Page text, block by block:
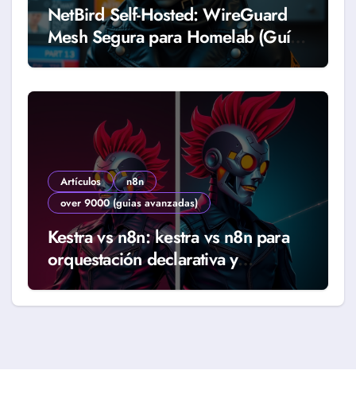
NetBird Self-Hosted: WireGuard
Mesh Segura para Homelab (Guía
2026)
Artículos
n8n
over 9000 (guias avanzadas)
Kestra vs n8n: kestra vs n8n para
orquestación declarativa y
workflows reales (Guía 2026)